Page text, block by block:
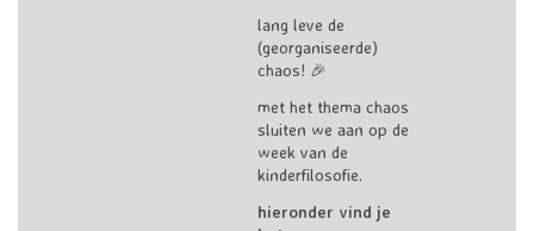
lang leve de
(georganiseerde)
chaos! 🎉
met het thema chaos
sluiten we aan op de
week van de
kinderfilosofie.
hieronder vind je